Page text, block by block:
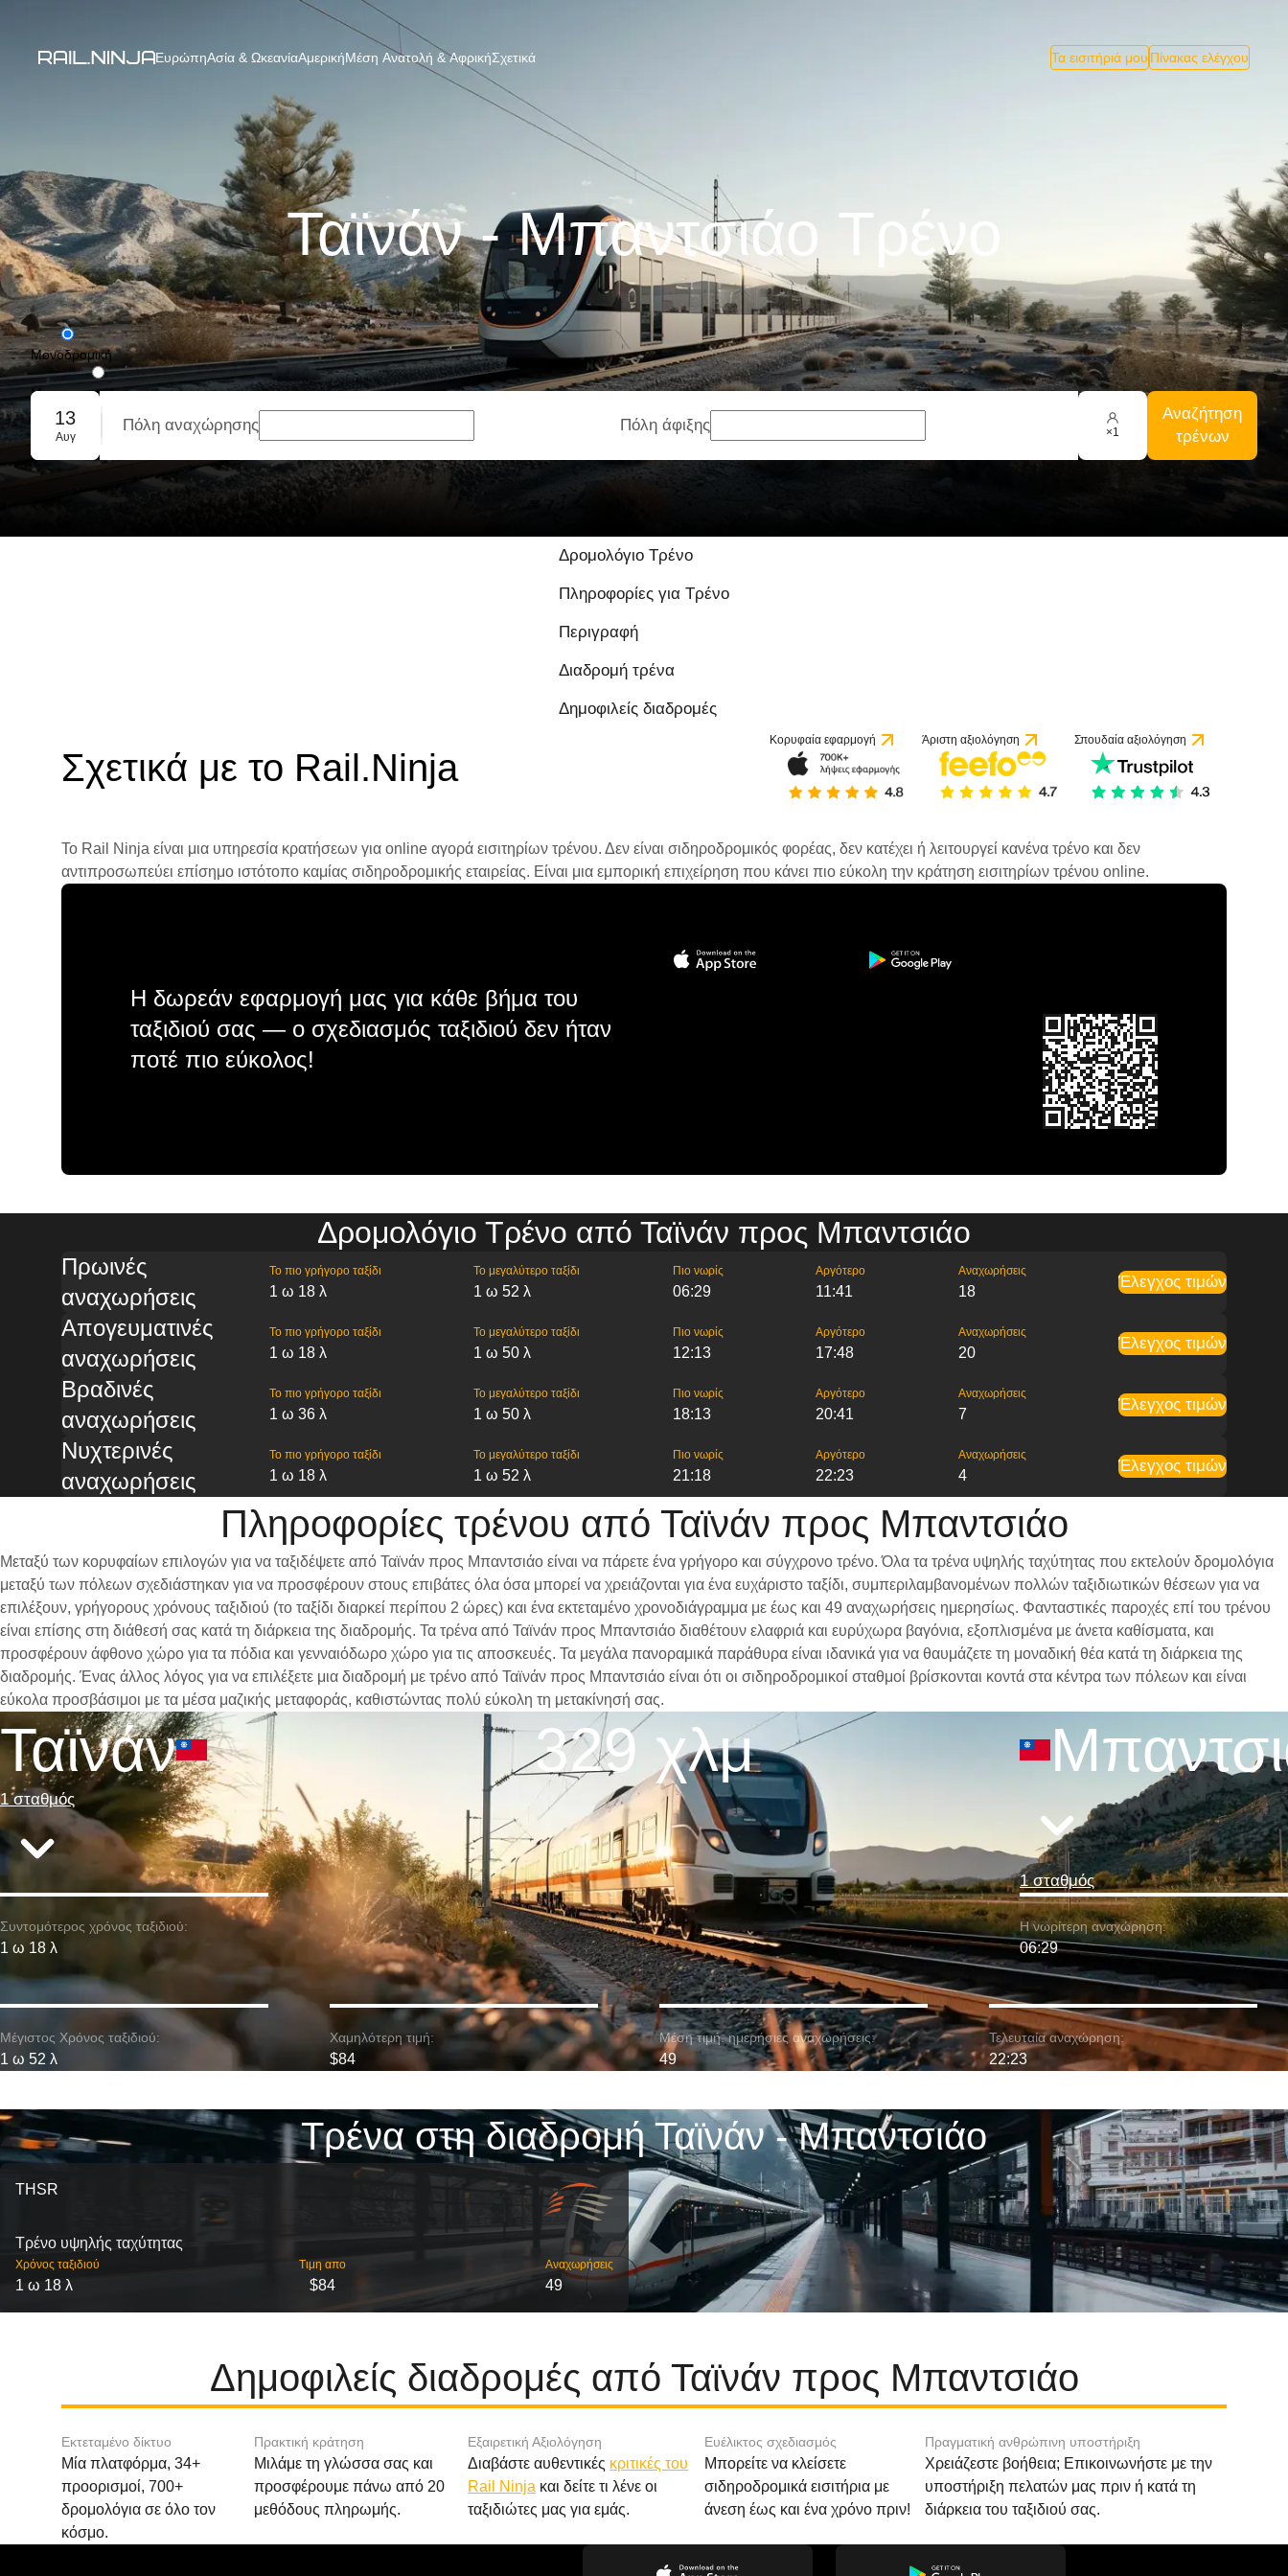
ΕυρώπηΑσία & ΩκεανίαΑμερικήΜέση Ανατολή & ΑφρικήΣχετικά Τα εισιτήριά μου Πίνακας ελέγχου
Ταϊνάν - Μπαντσιάο Tρένο
Μονοδρομική
Με επιστροφή
Ομαδική κράτηση
13
Αυγ
Πόλη αναχώρησης Πόλη άφιξης ×1
Αναζήτηση
τρένων
Δρομολόγιο Τρένο
Πληροφορίες για Τρένο
Περιγραφή
Διαδρομή τρένα
Δημοφιλείς διαδρομές
Σχετικά με το Rail.Ninja
Κορυφαία εφαρμογή Άριστη αξιολόγηση Σπουδαία αξιολόγηση
Το Rail Ninja είναι μια υπηρεσία κρατήσεων για online αγορά εισιτηρίων τρένου. Δεν είναι σιδηροδρομικός φορέας, δεν κατέχει ή λειτουργεί κανένα τρένο και δεν
αντιπροσωπεύει επίσημο ιστότοπο καμίας σιδηροδρομικής εταιρείας. Είναι μια εμπορική επιχείρηση που κάνει πιο εύκολη την κράτηση εισιτηρίων τρένου online.
Η δωρεάν εφαρμογή μας για κάθε βήμα του
ταξιδιού σας — ο σχεδιασμός ταξιδιού δεν ήταν
ποτέ πιο εύκολος!
Δρομολόγιο Τρένο από Ταϊνάν προς Μπαντσιάο
Πρωινές
αναχωρήσεις
Το πιο γρήγορο ταξίδι
1 ω 18 λ
Το μεγαλύτερο ταξίδι
1 ω 52 λ
Πιο νωρίς
06:29
Αργότερο
11:41
Αναχωρήσεις
18
Έλεγχος τιμών
Απογευματινές
αναχωρήσεις
Το πιο γρήγορο ταξίδι
1 ω 18 λ
Το μεγαλύτερο ταξίδι
1 ω 50 λ
Πιο νωρίς
12:13
Αργότερο
17:48
Αναχωρήσεις
20
Έλεγχος τιμών
Βραδινές
αναχωρήσεις
Το πιο γρήγορο ταξίδι
1 ω 36 λ
Το μεγαλύτερο ταξίδι
1 ω 50 λ
Πιο νωρίς
18:13
Αργότερο
20:41
Αναχωρήσεις
7
Έλεγχος τιμών
Νυχτερινές
αναχωρήσεις
Το πιο γρήγορο ταξίδι
1 ω 18 λ
Το μεγαλύτερο ταξίδι
1 ω 52 λ
Πιο νωρίς
21:18
Αργότερο
22:23
Αναχωρήσεις
4
Έλεγχος τιμών
Πληροφορίες τρένου από Ταϊνάν προς Μπαντσιάο
Μεταξύ των κορυφαίων επιλογών για να ταξιδέψετε από Ταϊνάν προς Μπαντσιάο είναι να πάρετε ένα γρήγορο και σύγχρονο τρένο. Όλα τα τρένα υψηλής ταχύτητας που εκτελούν δρομολόγια
μεταξύ των πόλεων σχεδιάστηκαν για να προσφέρουν στους επιβάτες όλα όσα μπορεί να χρειάζονται για ένα ευχάριστο ταξίδι, συμπεριλαμβανομένων πολλών ταξιδιωτικών θέσεων για να
επιλέξουν, γρήγορους χρόνους ταξιδιού (το ταξίδι διαρκεί περίπου 2 ώρες) και ένα εκτεταμένο χρονοδιάγραμμα με έως και 49 αναχωρήσεις ημερησίως. Φανταστικές παροχές επί του τρένου
είναι επίσης στη διάθεσή σας κατά τη διάρκεια της διαδρομής. Τα τρένα από Ταϊνάν προς Μπαντσιάο διαθέτουν ελαφριά και ευρύχωρα βαγόνια, εξοπλισμένα με άνετα καθίσματα, και
προσφέρουν άφθονο χώρο για τα πόδια και γενναιόδωρο χώρο για τις αποσκευές. Τα μεγάλα πανοραμικά παράθυρα είναι ιδανικά για να θαυμάζετε τη μοναδική θέα κατά τη διάρκεια της
διαδρομής. Ένας άλλος λόγος για να επιλέξετε μια διαδρομή με τρένο από Ταϊνάν προς Μπαντσιάο είναι ότι οι σιδηροδρομικοί σταθμοί βρίσκονται κοντά στα κέντρα των πόλεων και είναι
εύκολα προσβάσιμοι με τα μέσα μαζικής μεταφοράς, καθιστώντας πολύ εύκολη τη μετακίνησή σας.
Ταϊνάν
1 σταθμός
329 χλμ
1 σταθμός
Συντομότερος χρόνος ταξιδιού:
1 ω 18 λ
Η νωρίτερη αναχώρηση:
06:29
Μέγιστος Χρόνος ταξιδιού:
1 ω 52 λ
Χαμηλότερη τιμή:
$84
Μέση τιμή. ημερήσιες αναχωρήσεις:
49
Τελευταία αναχώρηση:
22:23
Τρένα στη διαδρομή Ταϊνάν - Μπαντσιάο
THSR
Τρένο υψηλής ταχύτητας
Χρόνος ταξιδιού
1 ω 18 λ
Τιμη απο
$84
Αναχωρήσεις
49
Δημοφιλείς διαδρομές από Ταϊνάν προς Μπαντσιάο
Εκτεταμένο δίκτυο
Μία πλατφόρμα, 34+
προορισμοί, 700+
δρομολόγια σε όλο τον
κόσμο.
Πρακτική κράτηση
Μιλάμε τη γλώσσα σας και
προσφέρουμε πάνω από 20
μεθόδους πληρωμής.
Εξαιρετική Αξιολόγηση
Διαβάστε αυθεντικές κριτικές του
Rail Ninja και δείτε τι λένε οι
ταξιδιώτες μας για εμάς.
Ευέλικτος σχεδιασμός
Μπορείτε να κλείσετε
σιδηροδρομικά εισιτήρια με
άνεση έως και ένα χρόνο πριν!
Πραγματική ανθρώπινη υποστήριξη
Χρειάζεστε βοήθεια; Επικοινωνήστε με την
υποστήριξη πελατών μας πριν ή κατά τη
διάρκεια του ταξιδιού σας.